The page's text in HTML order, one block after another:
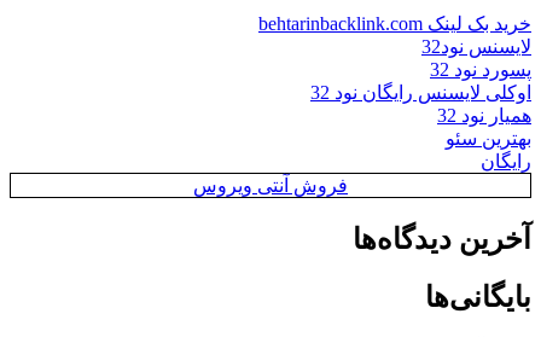
خرید بک لینک behtarinbacklink.com
لایسنس نود32
پسورد نود 32
اوکلی لایسنس رایگان نود 32
همیار نود 32
بهترین سئو
رایگان
فروش آنتی ویروس
آخرین دیدگاه‌ها
بایگانی‌ها